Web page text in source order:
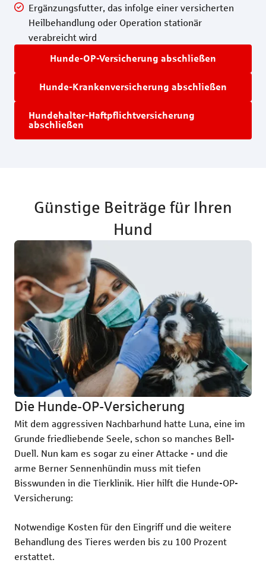
Ergänzungsfutter, das infolge einer versicherten
Heilbehandlung oder Operation stationär
verabreicht wird
Hunde-OP-Versicherung abschließen
Hunde-Krankenversicherung abschließen
Hundehalter-Haftpflichtversicherung
abschließen
Günstige Beiträge für Ihren
Hund
Die Hunde-OP-Versicherung
Mit dem aggressiven Nachbarhund hatte Luna, eine im
Grunde friedliebende Seele, schon so manches Bell-
Duell. Nun kam es sogar zu einer Attacke - und die
arme Berner Sennenhündin muss mit tiefen
Bisswunden in die Tierklinik. Hier hilft die Hunde-OP-
Versicherung:
Notwendige Kosten für den Eingriff und die weitere
Behandlung des Tieres werden bis zu 100 Prozent
erstattet.